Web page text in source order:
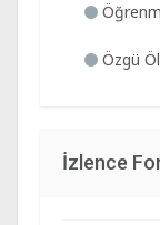
Özgü
İzlence